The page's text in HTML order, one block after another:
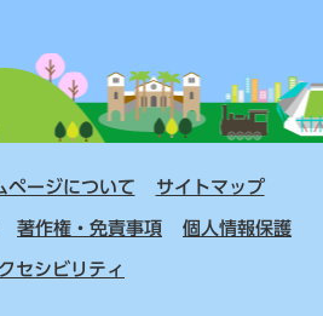
ページについて サイトマップ
著作権・免責事項 個人情報保護
セシビリティ